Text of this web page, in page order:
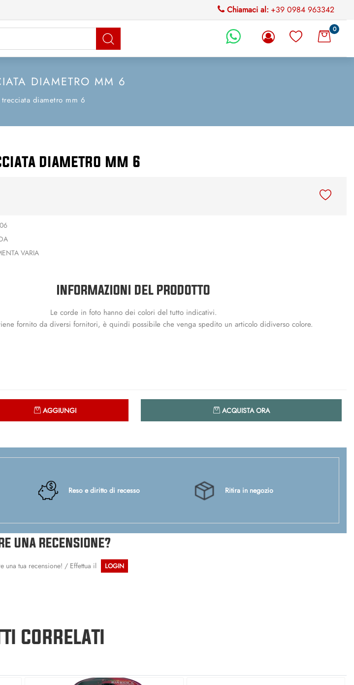
Chiamaci al: +39 0984 963342
automaticamente gli altri filtri disponibili. 0
DIAMETRO MM 6
diametro mm 6
diametro mm 6
VARIA
INFORMAZIONI DEL PRODOTTO
Le corde in foto hanno dei colori del tutto indicativi.
fornito da diversi fornitori, è quindi possibile che venga spedito un articolo didiverso colore.
AGGIUNGI ACQUISTA ORA
Reso e diritto di recesso Ritira in negozio
UNA RECENSIONE?
una tua recensione! / Effettua il LOGIN
CORRELATI